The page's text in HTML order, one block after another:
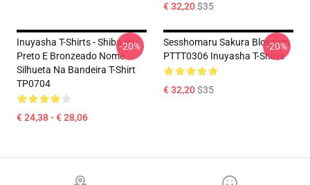
€ 32,20$35
Inuyasha T-Shirts - Shiba Inu
Preto E Bronzeado Nome
Silhueta Na Bandeira T-Shirt
TP0704
€ 24,38 - € 28,06
-20%
Sesshomaru Sakura Blossom
PTTT0306 Inuyasha T-Shirts
€ 32,20$35
-20%